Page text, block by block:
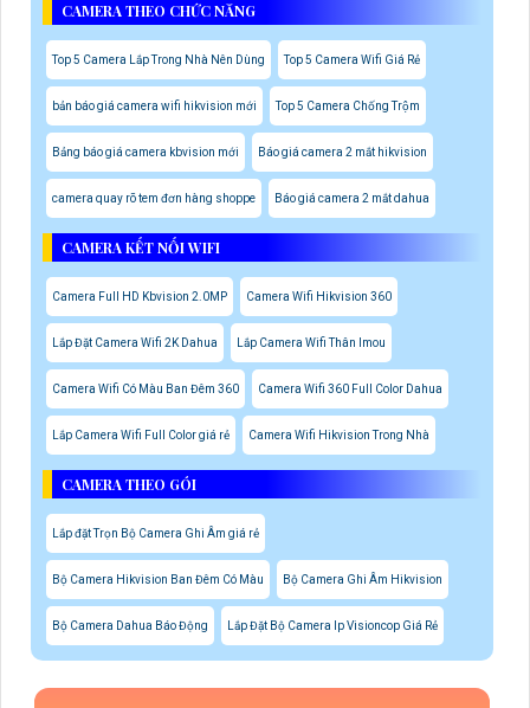
CAMERA THEO CHỨC NĂNG
Top 5 Camera Lắp Trong Nhà Nên Dùng Top 5 Camera Wifi Giá Rẻ
bản báo giá camera wifi hikvision mới Top 5 Camera Chống Trộm
Bảng báo giá camera kbvision mới Báo giá camera 2 mắt hikvision
camera quay rõ tem đơn hàng shoppe Báo giá camera 2 mắt dahua
CAMERA KẾT NỐI WIFI
Camera Full HD Kbvision 2.0MP Camera Wifi Hikvision 360
Lắp Đặt Camera Wifi 2K Dahua Lắp Camera Wifi Thân Imou
Camera Wifi Có Màu Ban Đêm 360 Camera Wifi 360 Full Color Dahua
Lắp Camera Wifi Full Color giá rẻ Camera Wifi Hikvision Trong Nhà
CAMERA THEO GÓI
Lắp đặt Trọn Bộ Camera Ghi Âm giá rẻ
Bộ Camera Hikvision Ban Đêm Có Màu Bộ Camera Ghi Âm Hikvision
Bộ Camera Dahua Báo Động Lắp Đặt Bộ Camera Ip Visioncop Giá Rẻ